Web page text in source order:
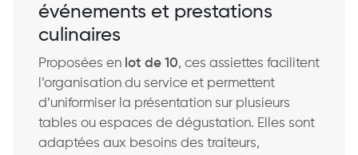
événements et prestations
culinaires
Proposées en lot de 10, ces assiettes facilitent
l’organisation du service et permettent
d’uniformiser la présentation sur plusieurs
tables ou espaces de dégustation. Elles sont
adaptées aux besoins des traiteurs,